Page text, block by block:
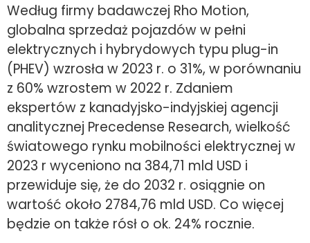
Według firmy badawczej Rho Motion,
globalna sprzedaż pojazdów w pełni
elektrycznych i hybrydowych typu plug-in
(PHEV) wzrosła w 2023 r. o 31%, w porównaniu
z 60% wzrostem w 2022 r. Zdaniem
ekspertów z kanadyjsko-indyjskiej agencji
analitycznej Precedense Research, wielkość
światowego rynku mobilności elektrycznej w
2023 r wyceniono na 384,71 mld USD i
przewiduje się, że do 2032 r. osiągnie on
wartość około 2784,76 mld USD. Co więcej
będzie on także rósł o ok. 24% rocznie.